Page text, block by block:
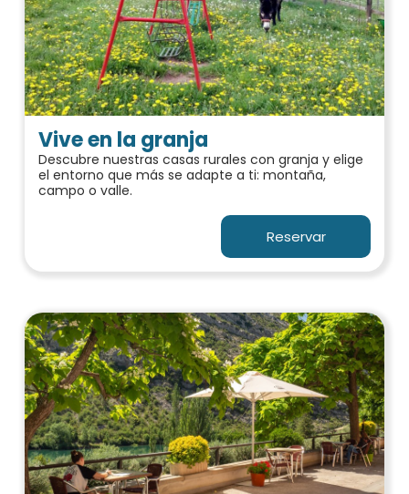
Vive en la granja
Descubre nuestras casas rurales con granja y elige
el entorno que más se adapte a ti: montaña,
campo o valle.
Reservar